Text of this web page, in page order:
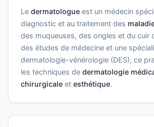
Le dermatologue est un médecin
diagnostic et au traitement des
des muqueuses, des ongles et du cuir
des études de médecine et une
dermatologie-vénérologie (DES), ce
les techniques de dermatologie
chirurgicale et esthétique.